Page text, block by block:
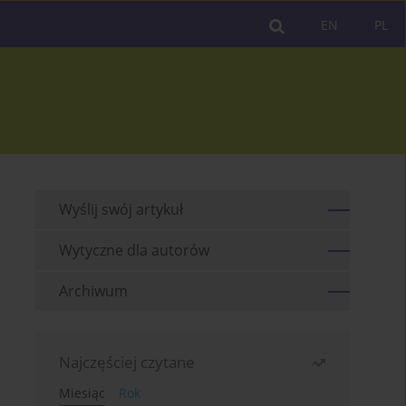
PL
EN
Wyślij swój artykuł
Wytyczne dla autorów
Archiwum
Najczęściej czytane
Miesiąc Rok